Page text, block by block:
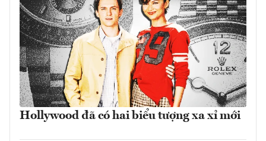
Hollywood đã có hai biểu tượng xa xỉ mới